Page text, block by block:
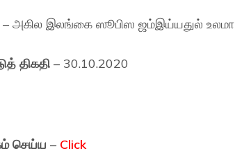
– அகில இலங்கை ஸூபிஸ ஜம்இய்யதுல் உலமா
திகதி – 30.10.2020
செய்ய – Click